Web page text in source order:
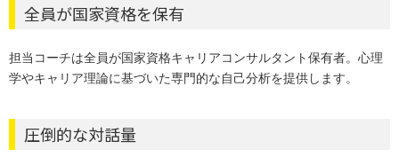
全員が国家資格を保有
担当コーチは全員が国家資格キャリアコンサルタント保有者。心理
学やキャリア理論に基づいた専門的な自己分析を提供します。
圧倒的な対話量